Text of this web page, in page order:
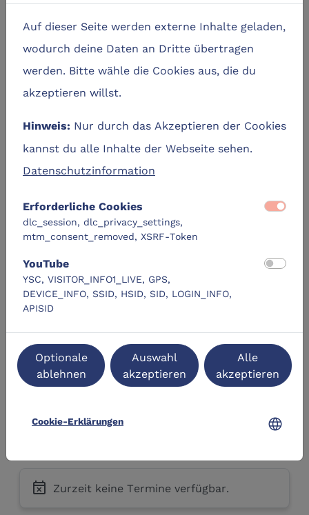
Auf dieser Seite werden externe Inhalte geladen,
wodurch deine Daten an Dritte übertragen
werden. Bitte wähle die Cookies aus, die du
akzeptieren willst.
Hinweis: Nur durch das Akzeptieren der Cookies
kannst du alle Inhalte der Webseite sehen.
Datenschutzinformation
Erforderliche Cookies
dlc_session, dlc_privacy_settings,
mtm_consent_removed, XSRF-Token
YouTube
YSC, VISITOR_INFO1_LIVE, GPS,
DEVICE_INFO, SSID, HSID, SID, LOGIN_INFO,
APISID
Optionale
ablehnen
Auswahl
akzeptieren
Alle
akzeptieren
Cookie-Erklärungen language
und KI“ beim DLC Westküste PLUS und hat an
der FH Westküste die Professur für Künstliche
Intelligenz in der Mensch-Maschine-Interaktion
inne.
KamInzimmer
Plätze sind begrenzt, zur Teilnahme bitte an den
jeweiligen Terminen einzeln anmelden. Wir freuen
Lernziele
Künstliche Intelligenz kritisch hinterfragen
Standpunkte und Ansichten zu KI abwägen
Nutzen und Risiken neuer Technologien
event_busy Zurzeit keine Termine verfügbar.